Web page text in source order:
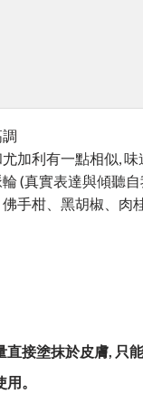
加利有一點相似, 味
(真實表達與傾聽自
手柑、黑胡椒、肉
直接塗抹於皮膚, 只
。